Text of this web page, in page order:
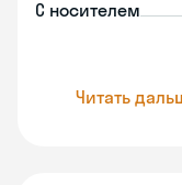
С носителем
Читать